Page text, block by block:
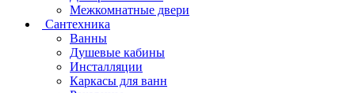
Межкомнатные двери
Сантехника
Ванны
Душевые кабины
Инсталляции
Каркасы для ванн